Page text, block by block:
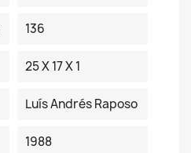
136
25 X 17 X 1
Luís Andrés Raposo
1988